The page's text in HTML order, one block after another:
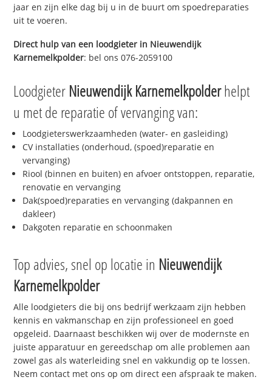
jaar en zijn elke dag bij u in de buurt om spoedreparaties
uit te voeren.
Direct hulp van een loodgieter in Nieuwendijk
Karnemelkpolder: bel ons 076-2059100
Loodgieter Nieuwendijk Karnemelkpolderhelpt
u met de reparatie of vervanging van:
Loodgieterswerkzaamheden (water- en gasleiding)
CV installaties (onderhoud, (spoed)reparatie en
vervanging)
Riool (binnen en buiten) en afvoer ontstoppen, reparatie,
renovatie en vervanging
Dak(spoed)reparaties en vervanging (dakpannen en
dakleer)
Dakgoten reparatie en schoonmaken
Top advies, snel op locatie in Nieuwendijk
Karnemelkpolder
Alle loodgieters die bij ons bedrijf werkzaam zijn hebben
kennis en vakmanschap en zijn professioneel en goed
opgeleid. Daarnaast beschikken wij over de modernste en
juiste apparatuur en gereedschap om alle problemen aan
zowel gas als waterleiding snel en vakkundig op te lossen.
Neem contact met ons op om direct een afspraak te maken.